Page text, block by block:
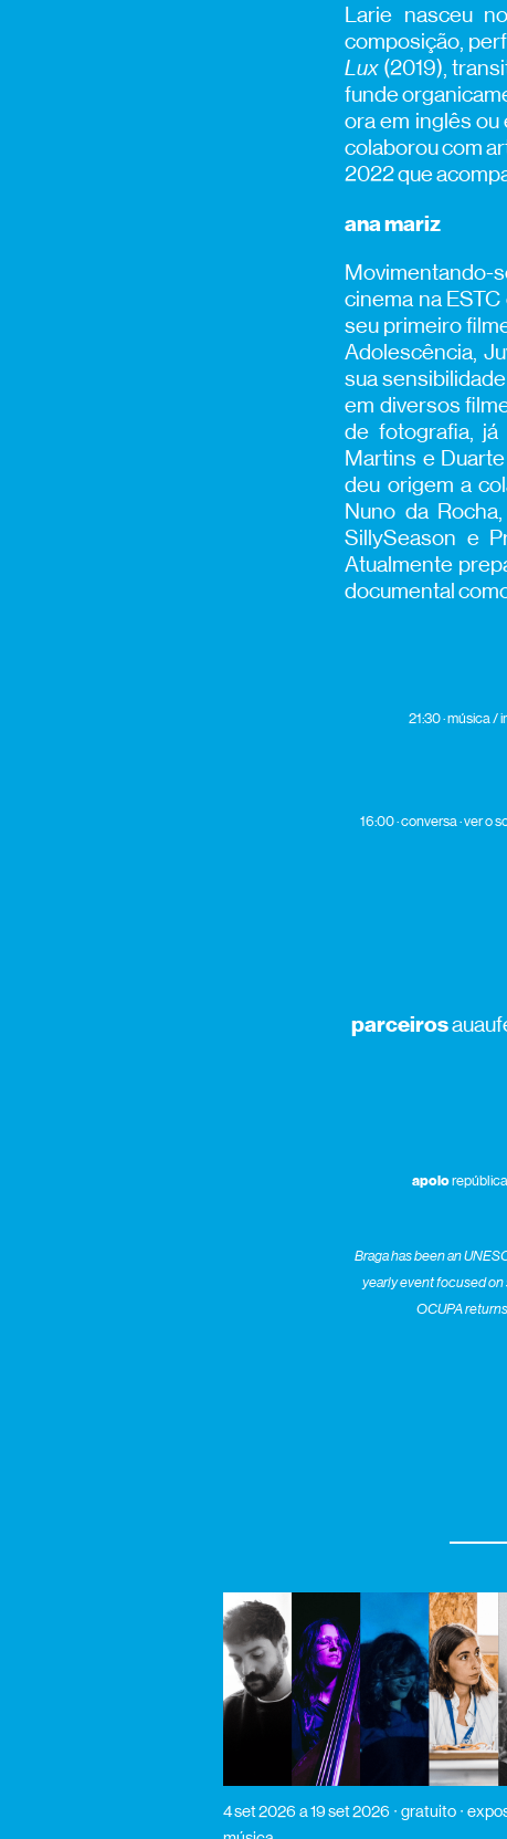
Larie nasceu
composição,
Lux (2019),
funde
ora em inglês ou
colaborou com
2022 que
ana mariz
cinema na
seu primeiro
Adolescência,
sua
em diversos
de fotografia,
Martins e
deu origem a
Nuno da
SillySeason e
Atualmente
documental
21:30 · música /
16:00 · conversa · ver o
parceiros
apoio
Braga has been an
yearly event focused on
OCUPA
4 set 2026a 19 set 2026 gratuito